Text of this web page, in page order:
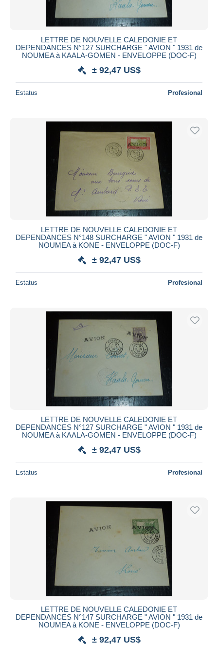
LETTRE DE NOUVELLE CALEDONIE ET
DEPENDANCES N°127 SURCHARGE " AVION " 1931 de
NOUMEA à KAALA-GOMEN - ENVELOPPE (DOC-F)
± 92,47 US$
Estatus Profesional
LETTRE DE NOUVELLE CALEDONIE ET
DEPENDANCES N°148 SURCHARGE " AVION " 1931 de
NOUMEA à KONE - ENVELOPPE (DOC-F)
± 92,47 US$
Estatus Profesional
LETTRE DE NOUVELLE CALEDONIE ET
DEPENDANCES N°127 SURCHARGE " AVION " 1931 de
NOUMEA à KAALA-GOMEN - ENVELOPPE (DOC-F)
± 92,47 US$
Estatus Profesional
LETTRE DE NOUVELLE CALEDONIE ET
DEPENDANCES N°147 SURCHARGE " AVION " 1931 de
NOUMEA à KONE - ENVELOPPE (DOC-F)
± 92,47 US$